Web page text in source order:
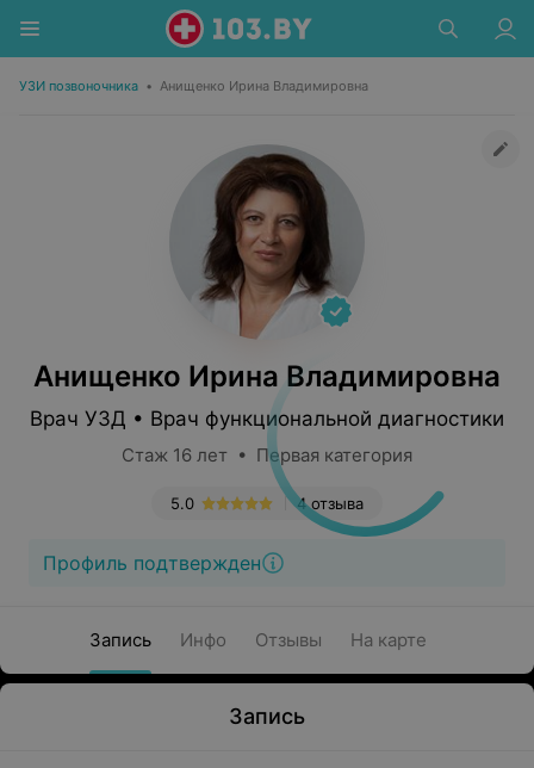
УЗИ позвоночника • Анищенко Ирина Владимировна
Анищенко Ирина Владимировна
Врач УЗД • Врач функциональной диагностики
Стаж 16 лет • Первая категория
4 отзыва
5.0
Профиль подтвержден
Запись Инфо Отзывы На карте
Запись